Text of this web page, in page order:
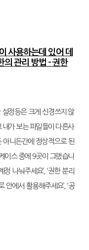
사용하는데 있어 데
의 관리 방법 – 권한
정등은 크게 신경쓰지 않
가 보는 파일들이 다른사
아니든간에 정상적으로 된
이스 중에 9곳이 그랬습니
나눠주세요’, ‘권한 분리
안에서 활용해주세요’, ‘공